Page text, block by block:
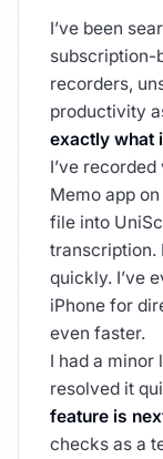
I’ve been
subscription-
recorders,
productivity
exactly what
I’ve
Memo app
file into
transcription.
quickly. I’ve
iPhone for
even faster.
I had a minor
resolved it
feature is
checks as a